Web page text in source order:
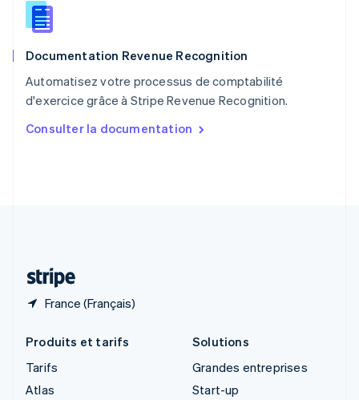
Documentation Revenue Recognition
Automatisez votre processus de comptabilité
d'exercice grâce à Stripe Revenue Recognition.
Consulter la documentation
France (Français)
English
Roumanie
Royaume-Uni
Singapour
English简体中文
English
Produits et tarifs
Tarifs
Atlas
Solutions
Grandes entreprises
Start-up